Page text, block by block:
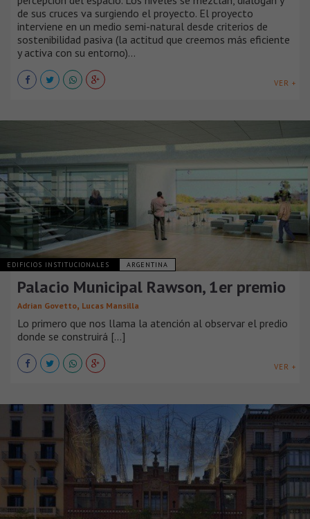
de sus cruces va surgiendo el proyecto. El proyecto
interviene en un medio semi-natural desde criterios de
sostenibilidad pasiva (la actitud que creemos más eficiente
y activa con su entorno)...
VER +
EDIFICIOS INSTITUCIONALES ARGENTINA
Palacio Municipal Rawson, 1er premio
Adrian Govetto, Lucas Mansilla
Lo primero que nos llama la atención al observar el predio
donde se construirá [...]
VER +